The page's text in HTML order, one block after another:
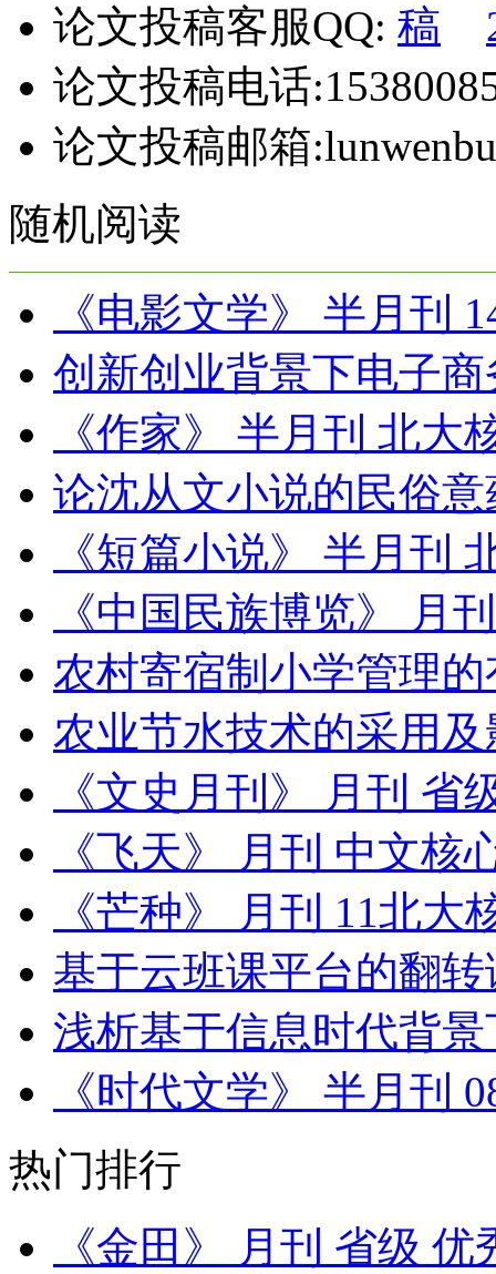
论文投稿客服QQ:
论文投稿电话
论文投稿邮箱
随机阅读
《电影文学》 半月刊
创新创业背景下电子
《作家》 半月刊 北大
论沈从文小说的民俗意
《短篇小说》 半月刊
《中国民族博览》 月
农村寄宿制小学管理
农业节水技术的采用
《文史月刊》 月刊 省
《飞天》 月刊 中文核
《芒种》 月刊 11北大
基于云班课平台的翻
浅析基于信息时代背
《时代文学》 半月刊
热门排行
《金田》 月刊 省级 优